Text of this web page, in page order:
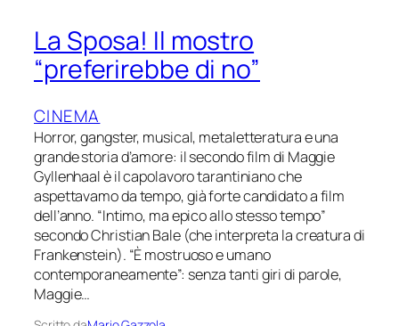
La Sposa! Il mostro
“preferirebbe di no”
CINEMA
Horror, gangster, musical, metaletteratura e una
grande storia d’amore: il secondo film di Maggie
Gyllenhaal è il capolavoro tarantiniano che
aspettavamo da tempo, già forte candidato a film
dell’anno. “Intimo, ma epico allo stesso tempo”
secondo Christian Bale (che interpreta la creatura di
Frankenstein). “È mostruoso e umano
contemporaneamente”: senza tanti giri di parole,
Maggie…